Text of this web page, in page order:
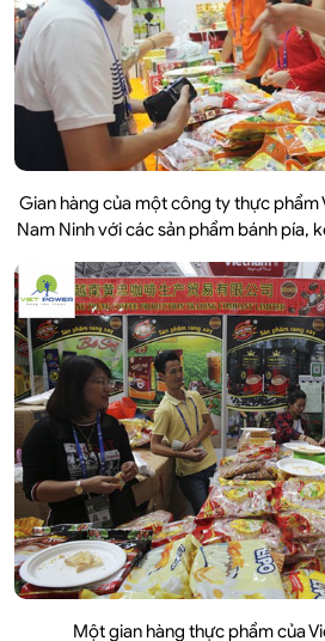
Gian hàng của một công ty thực phẩm
Nam Ninh với các sản phẩm bánh pía,
Một gian hàng thực phẩm của